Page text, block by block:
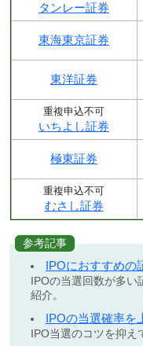
タンレー証券
東海東京証券
東洋証券
重複申込不可
いちよし証券
極東証券
重複申込不可
むさし証券
参考記事
IPOにおすすめの
IPOの当選回数が多い
紹介。
IPOの当選確率を
IPO当選のコツを抑え